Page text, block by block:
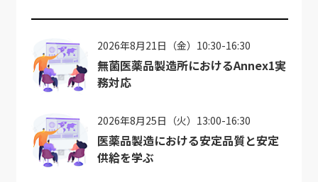
2026年8月21日（金）10:30-16:30
無菌医薬品製造所におけるAnnex1実
務対応
2026年8月25日（火）13:00-16:30
医薬品製造における安定品質と安定
供給を学ぶ